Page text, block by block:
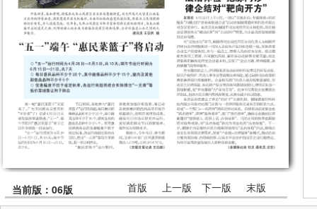
当前版：06版 首版 上一版 下一版 末版